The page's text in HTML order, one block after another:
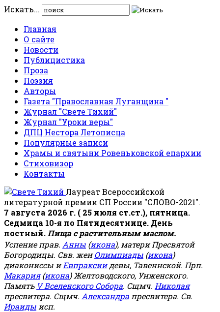
Искать...
Главная
О сайте
Новости
Публицистика
Проза
Поэзия
Авторы
Газета "Православная Луганщина "
Журнал "Свете Тихий"
Журнал "Уроки веры"
ДПЦ Нестора Летописца
Популярные записи
Храмы и святыни Ровеньковской епархии
Стиховизор
Контакты
Лауреат Всероссийской
литературной премии СП России "СЛОВО-2021".
7 августа 2026 г. ( 25 июля ст.ст.), пятница.
Седмица 10-я по Пятидесятнице. День
постный. Пища с растительным маслом.
Успение прав. Анны (икона), матери Пресвятой
Богородицы. Свв. женОлимпиады (икона)
диакониссы иЕвпраксиидевы, Тавеннской. Прп.
Макария(икона) Желтоводского, Унженского.
Память V Вселенского Собора. Сщмч. Николая
пресвитера. Сщмч. Александра пресвитера. Св.
Ираиды исп.